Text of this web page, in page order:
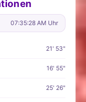
07:35:29 AM Uhr
21' 53"
16' 55"
25' 26"